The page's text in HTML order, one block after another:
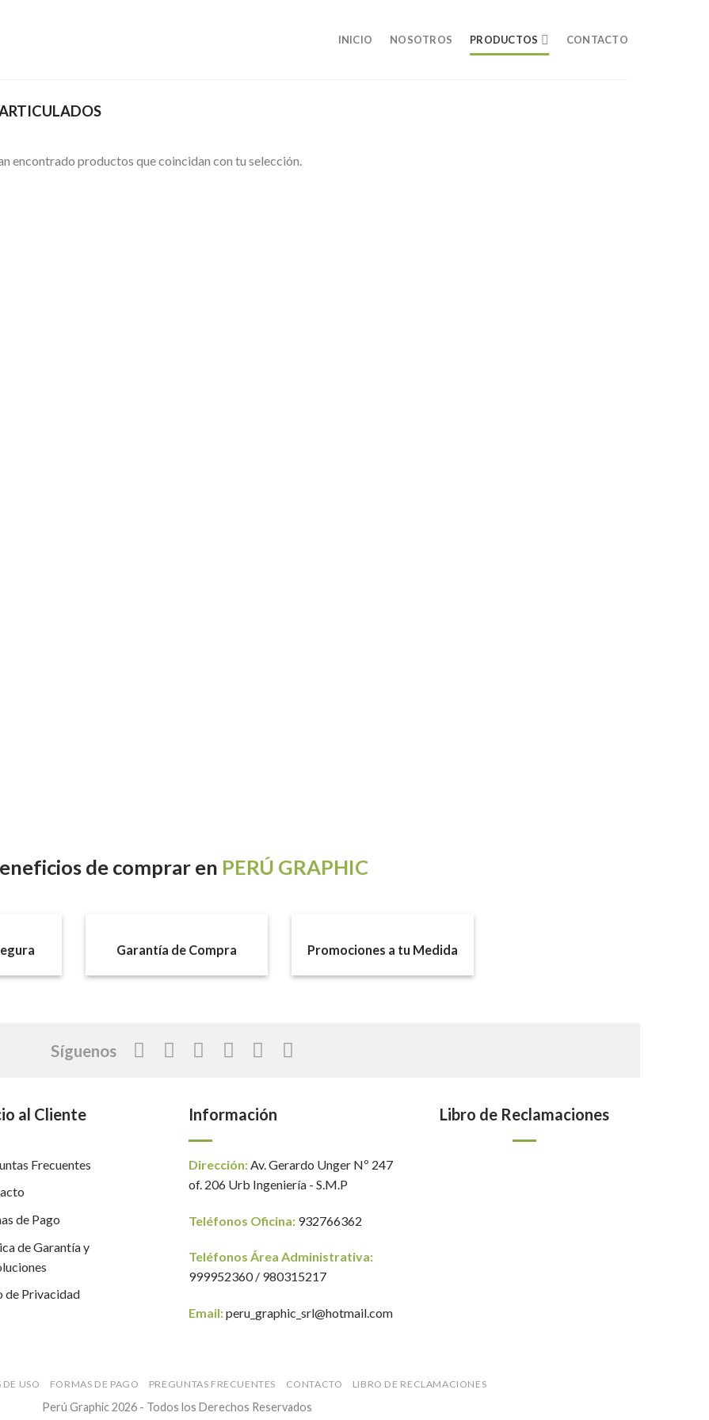
INICIO NOSOTROS PRODUCTOS CONTACTO
encontrado productos que coincidan con tu selección.
de comprar en PERÚ GRAPHIC
Garantía de Compra Promociones a tu Medida
Síguenos
al Cliente
Frecuentes
de Pago
de Garantía y
de Privacidad
Información
Dirección: Av. Gerardo Unger Nº 247
of. 206 Urb Ingeniería - S.M.P
Teléfonos Oficina: 932766362
Teléfonos Área Administrativa:
999952360 / 980315217
Email:peru_graphic_srl@hotmail.com
Libro de Reclamaciones
DE USO FORMAS DE PAGO PREGUNTAS FRECUENTES CONTACTO LIBRO DE RECLAMACIONES
Perú Graphic 2026 - Todos los Derechos Reservados